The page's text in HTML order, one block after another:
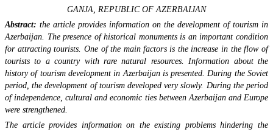
GANJA, REPUBLIC OF AZERBAIJAN
Abstract: the article provides information on the development of tourism in
Azerbaijan. The presence of historical monuments is an important condition
for attracting tourists. One of the main factors is the increase in the flow of
tourists to a country with rare natural resources. Information about the
history of tourism development in Azerbaijan is presented. During the Soviet
period, the development of tourism developed very slowly. During the period
of independence, cultural and economic ties between Azerbaijan and Europe
were strengthened.
The article provides information on the existing problems hindering the